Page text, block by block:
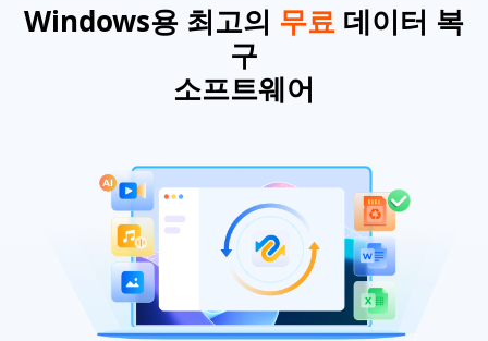
Windows용 최고의 무료 데이터 복
구
소프트웨어